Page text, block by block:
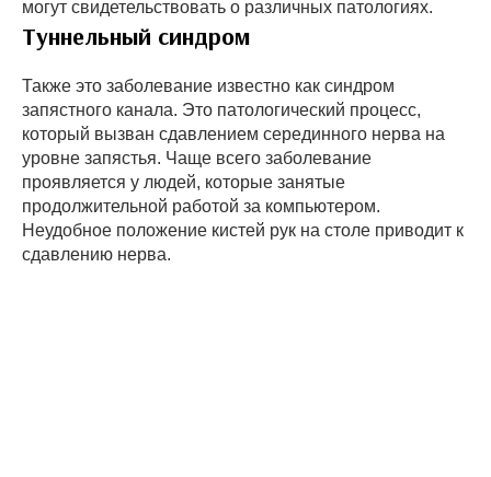
могут свидетельствовать о различных патологиях.
Туннельный синдром
Также это заболевание известно как синдром
запястного канала. Это патологический процесс,
который вызван сдавлением серединного нерва на
уровне запястья. Чаще всего заболевание
проявляется у людей, которые занятые
продолжительной работой за компьютером.
Неудобное положение кистей рук на столе приводит к
сдавлению нерва.